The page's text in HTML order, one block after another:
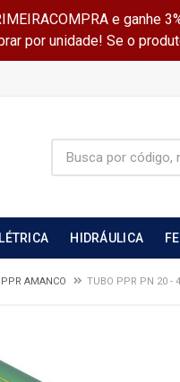
e ganhe
por unidade! Se o
HIDRÁULICA
AMANCO TUBO PPR PN 20 -